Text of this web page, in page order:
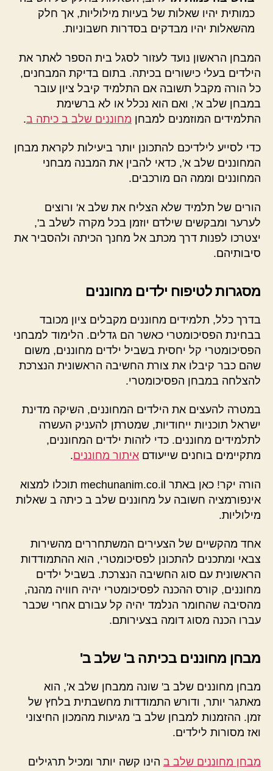
כמותית יהיו שאלות של בעיות מילוליות, אך חלק
מהשאלות יהיו מבדקים בסדרות חשבוניות.
המבחן הראשון נועד לעזור לסגל בית הספר לאתר את
הילדים בעלי כישורים בכיתה. בתום בדיקת המבחנים,
כל הורה מקבל תשובה אם התלמיד קיבל ציון עובר
במבחן שלב א', ואם הוא נכלל או לא ברשימת
התלמידים המוזמנים למבחן מחוננים שלב ב כיתה ב.
כדי לסייע לילדיכם להתכונן יותר ביעילות לקראת מבחן
המחוננים שלב א', כדאי להבין את המבנה מבחני
המחוננים וממה הם מורכבים.
הורים של תלמיד שלא הצליח את שלב א' ורוצים
לערער ומבקשים שילדם יוזמן בכל מקרה לשלב ב',
יצטרכו לפנות דרך מכתב אל מחנך הכיתה ולהסביר את
סיבותיהם.
מסגרות לטיפוח ילדים מחוננים
בדרך כלל, תלמידים מחוננים מקבלים ציון מכובד
בבחינת הפסיכומטרי כאשר הם גדלים. הלימוד למבחני
הפסיכומטרי קל יחסית בשביל ילדים מחוננים, משום
שהם כבר קיבלו את צורת החשיבה הראשונית הנצרכת
להצלחה במבחן הפסיכומטרי.
במטרה להעצים את הילדים המחוננים, השיקה מדינת
ישראל תוכניות ייחודיות, שמטרתן להעניק העשרה
לתלמידים מחוננים. כדי לזהות ילדים המחוננים,
מתקיימים בוחנים שייעודם איתור מחוננים.
הורה יקר! כאן באתר mechunanim.co.il תוכלו למצוא
אינפורמציה חשובה על מחוננים שלב ב כיתה ב שאלות
מילוליות.
אחד מהקשיים של הצעירים המשתחררים מהשירות
צבאי ומתכנים להתכונן לפסיכומטרי, הוא ההתמודדות
הראשונית עם סוג החשיבה הנצרכת. בשביל ילדים
מחוננים, קורס ההכנה לפסיכומטרי יהיה חוויה מהנה,
מהסיבה שהחומר הנלמד יהיה קל עבורם אחרי שכבר
עברו הכנה מסוג דומה בצעירותם.
מבחן מחוננים בכיתה ב' שלב ב'
מבחן מחוננים שלב ב' שונה ממבחן שלב א', הוא
מאתגר יותר, ודורש התמודדות מחשבתית בלחץ של
זמן. ההזמנות למבחן שלב ב' מגיעות מהמכון החיצוני
ואז מסורות לילדים.
מבחן מחוננים שלב ב הינו קשה יותר ומכיל תרגילים